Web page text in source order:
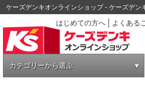
ケーズデンキオンラインショップ - ケーズデン
はじめての方へ
よくある
カテゴリーから選ぶ